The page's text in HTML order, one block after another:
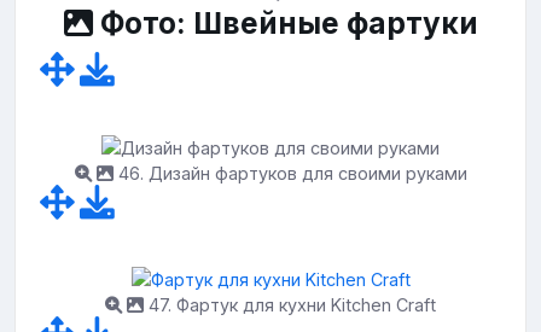
Фото: Швейные фартуки
46. Дизайн фартуков для своими руками
47. Фартук для кухни Kitchen Craft